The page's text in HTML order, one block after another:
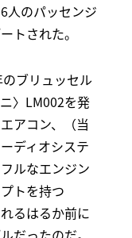
人のパッセンジ
トされた。
ブリュッセル
〉LM002を発
アコン、（当
ディオシステ
ルなエンジン
トを持つ
るはるか前に